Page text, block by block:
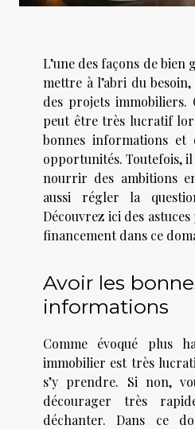
L’une des façons de bien
mettre à l’abri du besoin,
des projets immobiliers.
peut être très lucratif
bonnes informations et
opportunités. Toutefois,
nourrir des ambitions
aussi régler la
Découvrez ici des
financement dans ce
Avoir les
informations
Comme évoqué plus
immobilier est très
s’y prendre. Si non,
décourager très
déchanter. Dans ce